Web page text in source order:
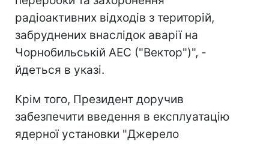
радіоактивних відходів з територій,
забруднених внаслідок аварії на
Чорнобильській АЕС ("Вектор")", -
йдеться в указі.
Крім того, Президент доручив
забезпечити введення в експлуатацію
ядерної установки "Джерело